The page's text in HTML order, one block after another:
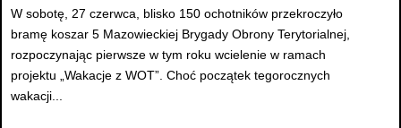
W sobotę, 27 czerwca, blisko 150 ochotników przekroczyło
bramę koszar 5 Mazowieckiej Brygady Obrony Terytorialnej,
rozpoczynając pierwsze w tym roku wcielenie w ramach
projektu „Wakacje z WOT”. Choć początek tegorocznych
wakacji...